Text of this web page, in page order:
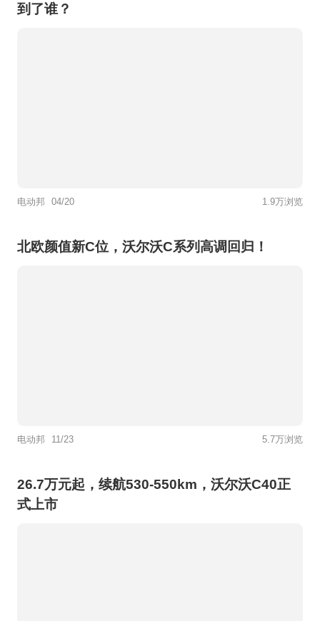
到了谁？
电动邦 04/20 1.9万浏览
北欧颜值新C位，沃尔沃C系列高调回归！
电动邦 11/23 5.7万浏览
26.7万元起，续航530-550km，沃尔沃C40正
式上市